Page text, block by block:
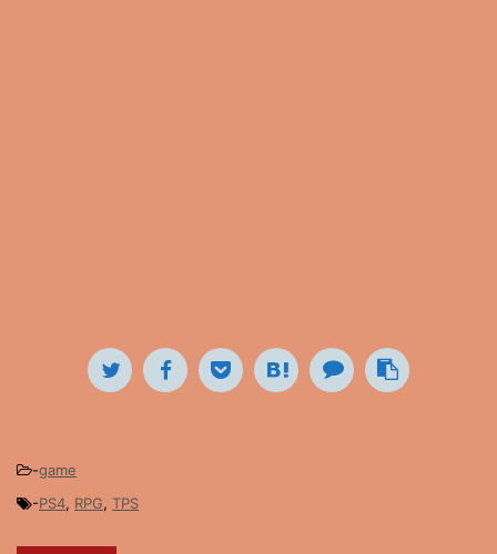
-game
-PS4, RPG, TPS